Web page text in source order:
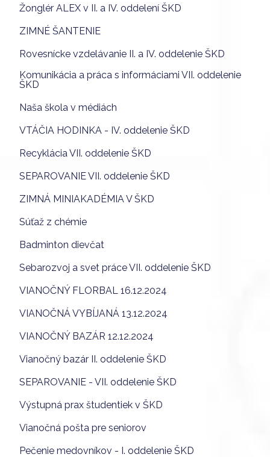
Žonglér ALEX v II. a IV. oddelení ŠKD
ZIMNÉ ŠANTENIE
Rovesnícke vzdelávanie II. a IV. oddelenie ŠKD
Komunikácia a práca s informáciami VII. oddelenie
ŠKD
Naša škola v médiách
VTÁČIA HODINKA - IV. oddelenie ŠKD
Recyklácia VII. oddelenie ŠKD
SEPAROVANIE VII. oddelenie ŠKD
ZIMNÁ MINIAKADÉMIA V ŠKD
Súťaž z chémie
Badminton dievčat
Sebarozvoj a svet práce VII. oddelenie ŠKD
VIANOČNÝ FLORBAL 16.12.2024
VIANOČNÁ VYBÍJANÁ 13.12.2024
VIANOČNÝ BAZÁR 12.12.2024
Vianočný bazár II. oddelenie ŠKD
SEPAROVANIE - VII. oddelenie ŠKD
Výstupná prax študentiek v ŠKD
Vianočná pošta pre seniorov
Pečenie medovníkov - I. oddelenie ŠKD